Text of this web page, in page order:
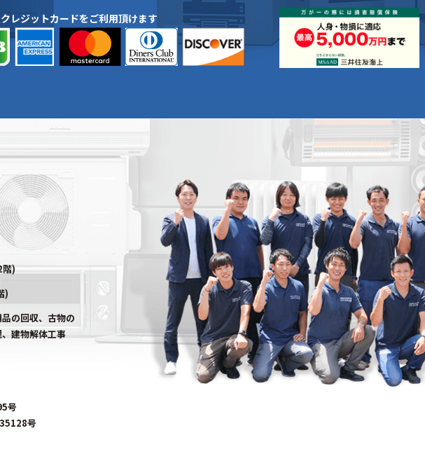
レジットカードをご利用頂けます
)
)
の回収、古物の
建物解体工事
号
号